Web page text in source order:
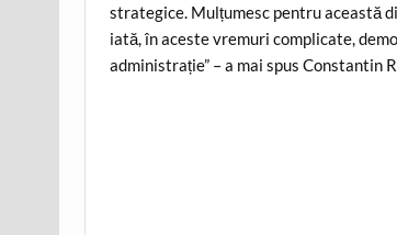
strategice. Mulțumesc pentru această
iată, în aceste vremuri complicate,
administrație” – a mai spus Constantin